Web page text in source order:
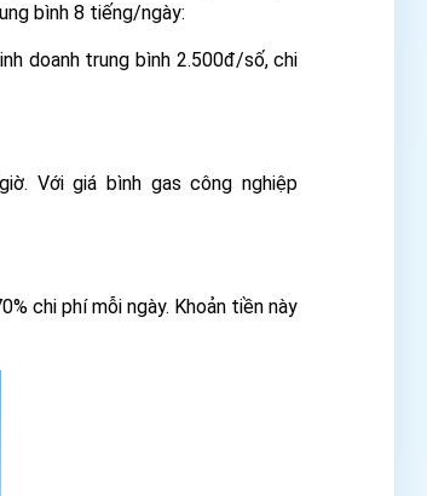
bình 8 tiếng/ngày:
doanh trung bình 2.500đ/số, chi
Với giá bình gas công nghiệp
chi phí mỗi ngày. Khoản tiền này